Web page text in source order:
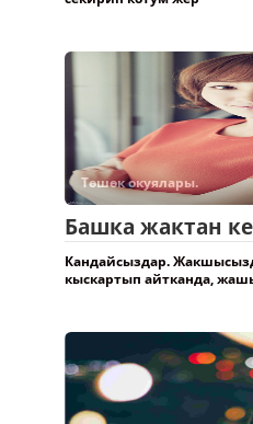
Төшөк окуялары.
Башка жактан
Кандайсыздар.
кыскартып айтканда,